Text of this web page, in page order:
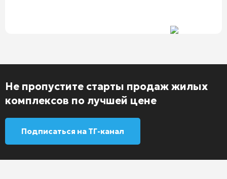
Не пропустите старты продаж жилых
комплексов по лучшей цене
Подписаться на ТГ-канал